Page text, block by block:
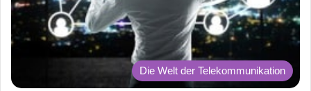
Die Welt der Telekommunikation